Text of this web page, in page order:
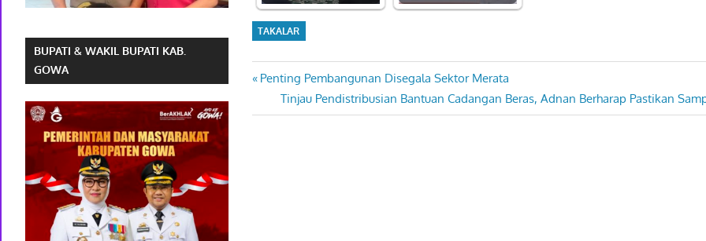
TAKALAR
Navigasi
pos
Previous
Post:
Penting Pembangunan Disegala Sektor Merata
Next
Post:
Tinjau Pendistribusian Bantuan Cadangan Beras, Adnan Berharap Pastikan
BUPATI & WAKIL BUPATI KAB.
GOWA